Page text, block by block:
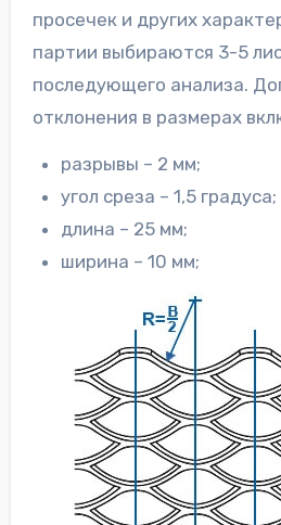
просечек и других
партии выбираются 3-5
последующего анализа.
отклонения в размерах
разрывы – 2 мм;
угол среза – 1,5 градуса;
длина – 25 мм;
ширина – 10 мм;